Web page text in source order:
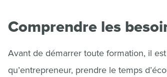
Comprendre les
Avant de démarrer toute formation, il
qu’entrepreneur, prendre le temps